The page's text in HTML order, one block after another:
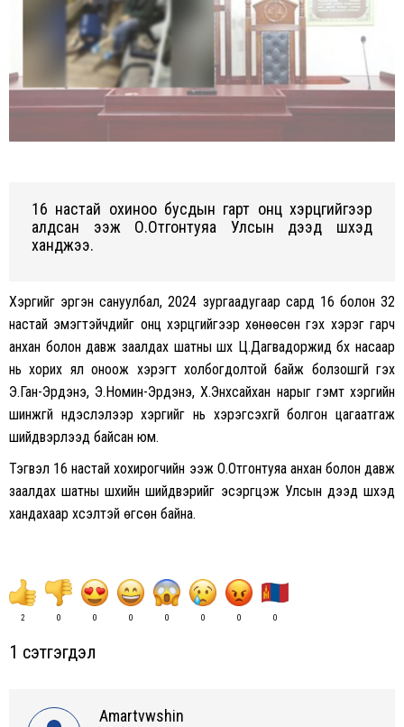
16 настай охиноо бусдын гарт онц хэрцгийгээр
алдсан ээж О.Отгонтуяа Улсын дээд шүүхэд
ханджээ.
Хэргийг эргэн сануулбал, 2024 зургаадугаар сард 16 болон 32
настай эмэгтэйчүүдийг онц хэрцгийгээр хөнөөсөн гэх хэрэг гарч
анхан болон давж заалдах шатны шүүх Ц.Дагвадоржид бүх насаар
нь хорих ял оноож хэрэгт холбогдолтой байж болзошгүй гэх
Э.Ган-Эрдэнэ, Э.Номин-Эрдэнэ, Х.Энхсайхан нарыг гэмт хэргийн
шинжгүй үндэслэлээр хэргийг нь хэрэгсэхгүй болгон цагаатгаж
шийдвэрлээд байсан юм.
Тэгвэл 16 настай хохирогчийн ээж О.Отгонтуяа анхан болон давж
заалдах шатны шүүхийн шийдвэрийг эсэргүүцэж Улсын дээд шүүхэд
хандахаар хүсэлтэй өгсөн байна.
2 0 0 0 0 0 0 0
1 сэтгэгдэл
Amartvwshin